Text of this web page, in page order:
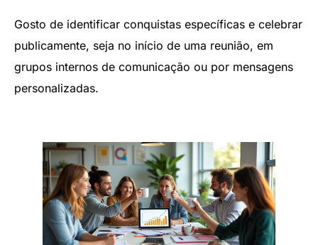
Gosto de identificar conquistas específicas e celebrar
publicamente, seja no início de uma reunião, em
grupos internos de comunicação ou por mensagens
personalizadas.